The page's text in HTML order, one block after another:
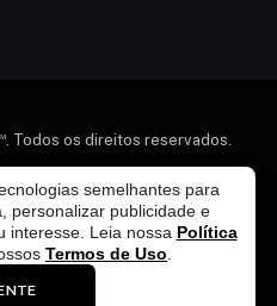
semelhantes para
personalizar publicidade e
interesse. Leia nossa Política
Termos de Uso
. Todos os direitos reservados.
Agenda Cultural
Política de Privacidade
Dados
Política Editorial
Anuncie Conosco